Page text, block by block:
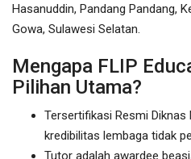
Hasanuddin, Pandang Pandang,
Gowa, Sulawesi Selatan.
Mengapa FLIP
Pilihan Utama?
Tersertifikasi Resmi
kredibilitas lembaga tidak
Tutor adalah awardee